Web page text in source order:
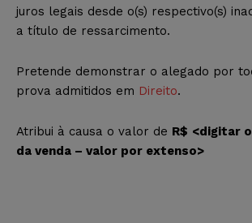
juros legais desde o(s) respectivo(s)
a título de ressarcimento.
Pretende demonstrar o alegado por
prova admitidos em Direito.
Atribui à causa o valor de R$ <digitar
da venda – valor por extenso>